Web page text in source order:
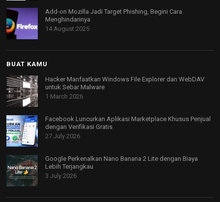
Add-on Mozilla Jadi Target Phishing, Begini Cara
Menghindarinya
14 August 2025
BUAT KAMU
Hacker Manfaatkan Windows File Explorer dan WebDAV
untuk Sebar Malware
1 March 2026
Facebook Luncurkan Aplikasi Marketplace Khusus Penjual
dengan Verifikasi Gratis
27 July 2026
Google Perkenalkan Nano Banana 2 Lite dengan Biaya
Lebih Terjangkau
3 July 2026